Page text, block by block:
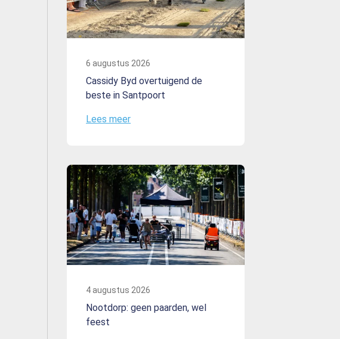
6 augustus 2026
Cassidy Byd overtuigend de
beste in Santpoort
Lees meer
4 augustus 2026
Nootdorp: geen paarden, wel
feest